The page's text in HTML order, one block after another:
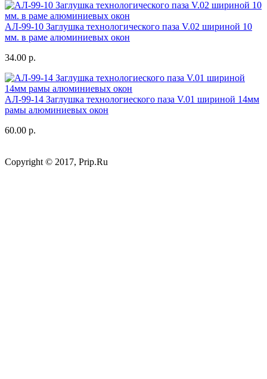
АЛ-99-10 Заглушка технологического паза V.02 шириной 10
мм. в раме алюминиевых окон
34.00 р.
АЛ-99-14 Заглушка технологиеского паза V.01 шириной 14мм
рамы алюминиевых окон
60.00 р.
Copyright © 2017, Prip.Ru